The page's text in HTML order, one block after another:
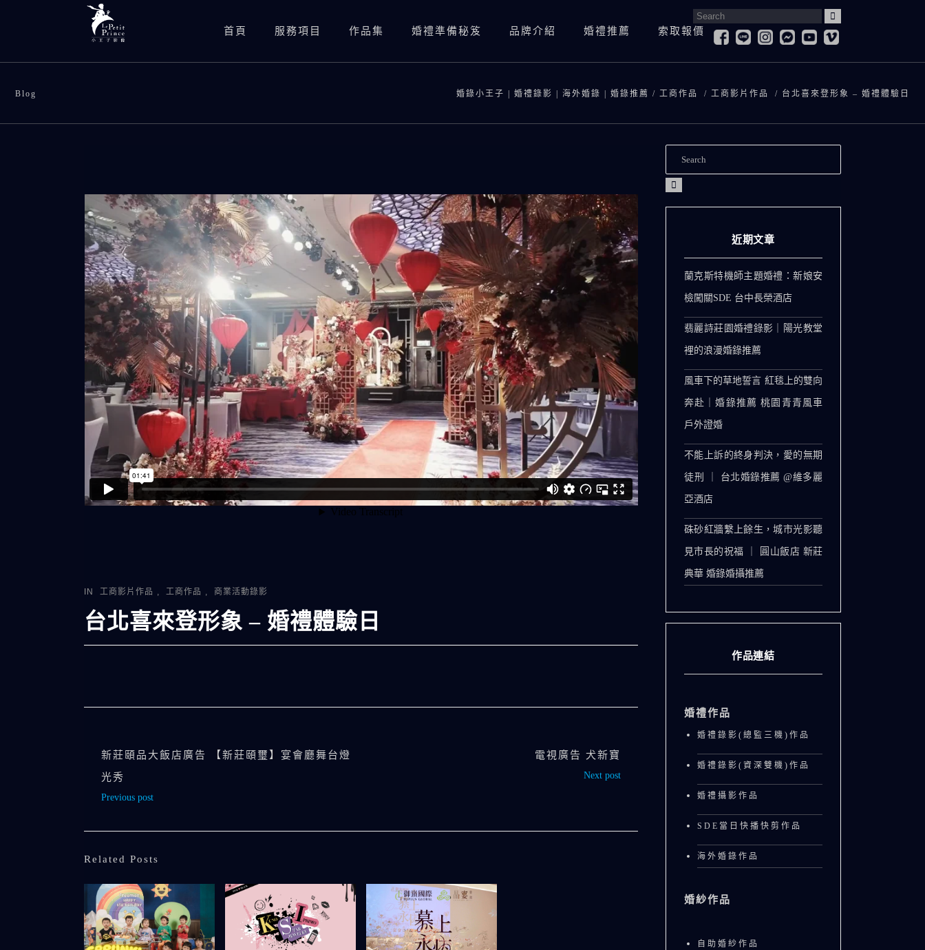
首頁 服務項目 作品集
婚禮錄影(總監三機)
SDE當日快剪快播
海外婚錄
婚紗照
孕婦寫真
兒童寫真
婚禮準備秘笈 品牌介紹 婚禮推薦 索取報價
Search
for:
婚禮錄影(總監三機) 婚紗照
孕婦寫真
兒童寫真
求
訪
Blog 婚錄小王子 | 婚禮錄影 | 海外婚錄 | 婚錄推薦 / 工商作品 / 工商影片作品 / 台北喜來登形象 – 婚禮體驗日
IN 工商影片作品 , 工商作品 , 商業活動錄影
台北喜來登形象 – 婚禮體驗日
新莊頤品大飯店廣告 【新莊頤璽】宴會廳舞台燈
光秀
Previous post
電視廣告 犬新寶
Next post
Related Posts
近期文章
蘭克斯特機師主題婚禮：新娘安
檢闖關SDE 台中長榮酒店
翡麗詩莊園婚禮錄影｜陽光教堂
裡的浪漫婚錄推薦
風車下的草地誓言 紅毯上的雙向
奔赴｜婚錄推薦 桃園青青風車
戶外證婚
不能上訴的終身判決，愛的無期
徒刑 ｜ 台北婚錄推薦 @維多麗
亞酒店
硃砂紅牆繫上餘生，城市光影聽
見市長的祝福 ｜ 圓山飯店 新莊
典華 婚錄婚攝推薦
作品連結
婚禮作品
婚禮錄影(總監三機)作品
婚禮錄影(資深雙機)作品
婚禮攝影作品
SDE當日快播快剪作品
海外婚錄作品
婚紗作品
自助婚紗作品